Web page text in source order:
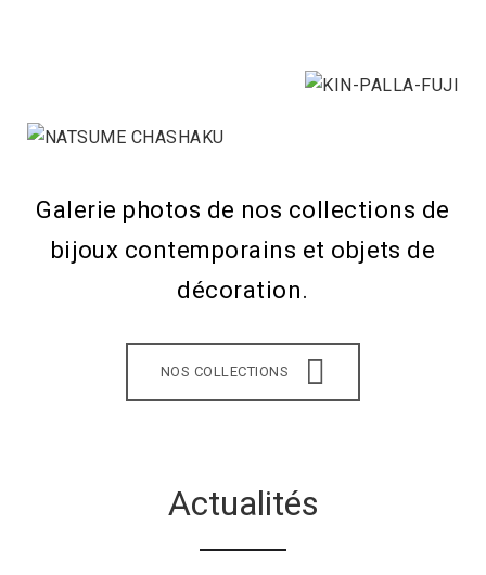
Galerie photos de nos collections de
bijoux contemporains et objets de
décoration.
NOS COLLECTIONS
Actualités